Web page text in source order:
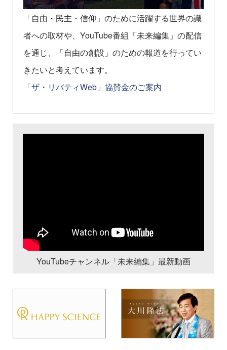
「自由・民主・信仰」のために活躍する世界の識
者への取材や、YouTube番組「未来編集」の配信
を通じ、「自由の創設」のための報道を行ってい
きたいと考えています。
「ザ・リバティWeb」協賛金のご案内
YouTubeチャンネル「未来編集」最新動画